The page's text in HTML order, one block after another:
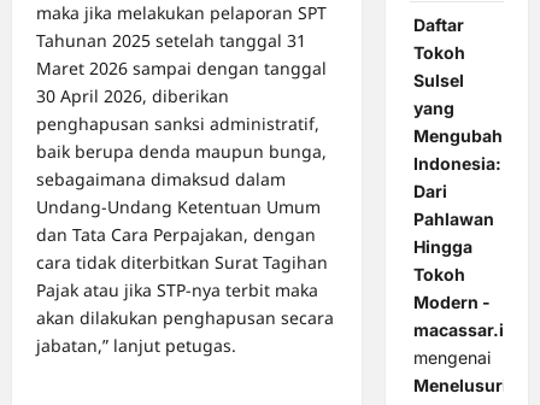
maka jika melakukan pelaporan SPT
Tahunan 2025 setelah tanggal 31
Maret 2026 sampai dengan tanggal
30 April 2026, diberikan
penghapusan sanksi administratif,
baik berupa denda maupun bunga,
sebagaimana dimaksud dalam
Undang-Undang Ketentuan Umum
dan Tata Cara Perpajakan, dengan
cara tidak diterbitkan Surat Tagihan
Pajak atau jika STP-nya terbit maka
akan dilakukan penghapusan secara
jabatan,” lanjut petugas.
Daftar
Tokoh
Sulsel
yang
Mengubah
Indonesia:
Dari
Pahlawan
Hingga
Tokoh
Modern -
macassar.id
mengenai
Menelusuri